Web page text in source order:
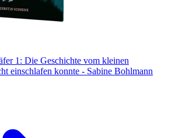
1: Die Geschichte vom kleinen
einschlafen konnte - Sabine Bohlmann